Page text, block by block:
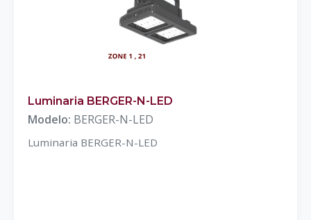
Luminaria BERGER-N-LED
Modelo: BERGER-N-LED
Luminaria BERGER-N-LED